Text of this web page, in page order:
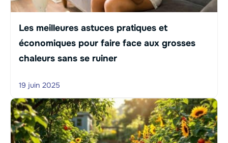
Les meilleures astuces pratiques et
économiques pour faire face aux grosses
chaleurs sans se ruiner
19 juin 2025